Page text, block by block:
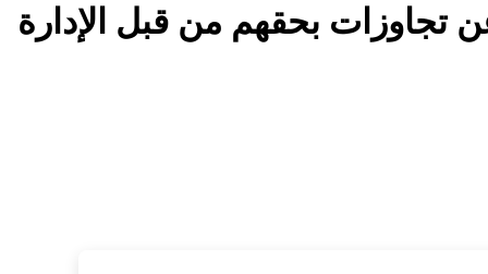
تجاوزات بحقهم من قبل الإدارة